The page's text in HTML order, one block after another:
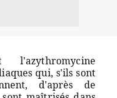
l'azythromycine
qui, s'ils sont
d'après de